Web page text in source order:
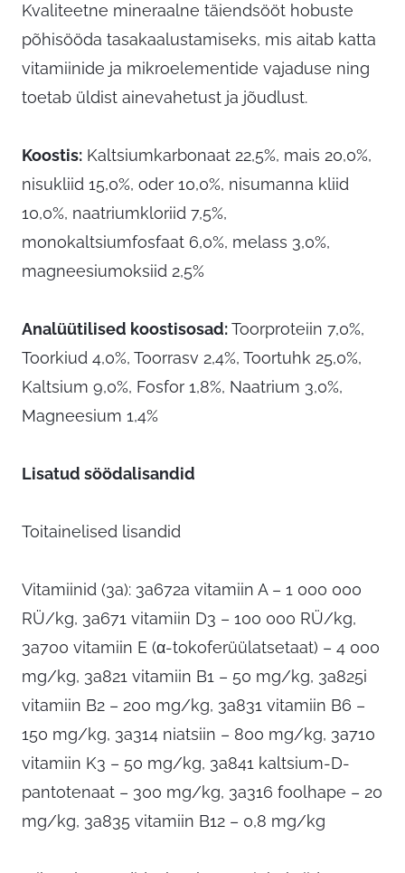
Kvaliteetne mineraalne täiendsööt hobuste
põhisööda tasakaalustamiseks, mis aitab katta
vitamiinide ja mikroelementide vajaduse ning
toetab üldist ainevahetust ja jõudlust.
Koostis: Kaltsiumkarbonaat 22,5%, mais 20,0%,
nisukliid 15,0%, oder 10,0%, nisumanna kliid
10,0%, naatriumkloriid 7,5%,
monokaltsiumfosfaat 6,0%, melass 3,0%,
magneesiumoksiid 2,5%
Analüütilised koostisosad:Toorproteiin 7,0%,
Toorkiud 4,0%, Toorrasv 2,4%, Toortuhk 25,0%,
Kaltsium 9,0%, Fosfor 1,8%, Naatrium 3,0%,
Magneesium 1,4%
Lisatud söödalisandid
Toitainelised lisandid
Vitamiinid (3a): 3a672a vitamiin A – 1 000 000
RÜ/kg, 3a671 vitamiin D3 – 100 000 RÜ/kg,
3a700 vitamiin E (α-tokoferüülatsetaat) – 4 000
mg/kg, 3a821 vitamiin B1 – 50 mg/kg, 3a825i
vitamiin B2 – 200 mg/kg, 3a831 vitamiin B6 –
150 mg/kg, 3a314 niatsiin – 800 mg/kg, 3a710
vitamiin K3 – 50 mg/kg, 3a841 kaltsium-D-
pantotenaat – 300 mg/kg, 3a316 foolhape – 20
mg/kg, 3a835 vitamiin B12 – 0,8 mg/kg